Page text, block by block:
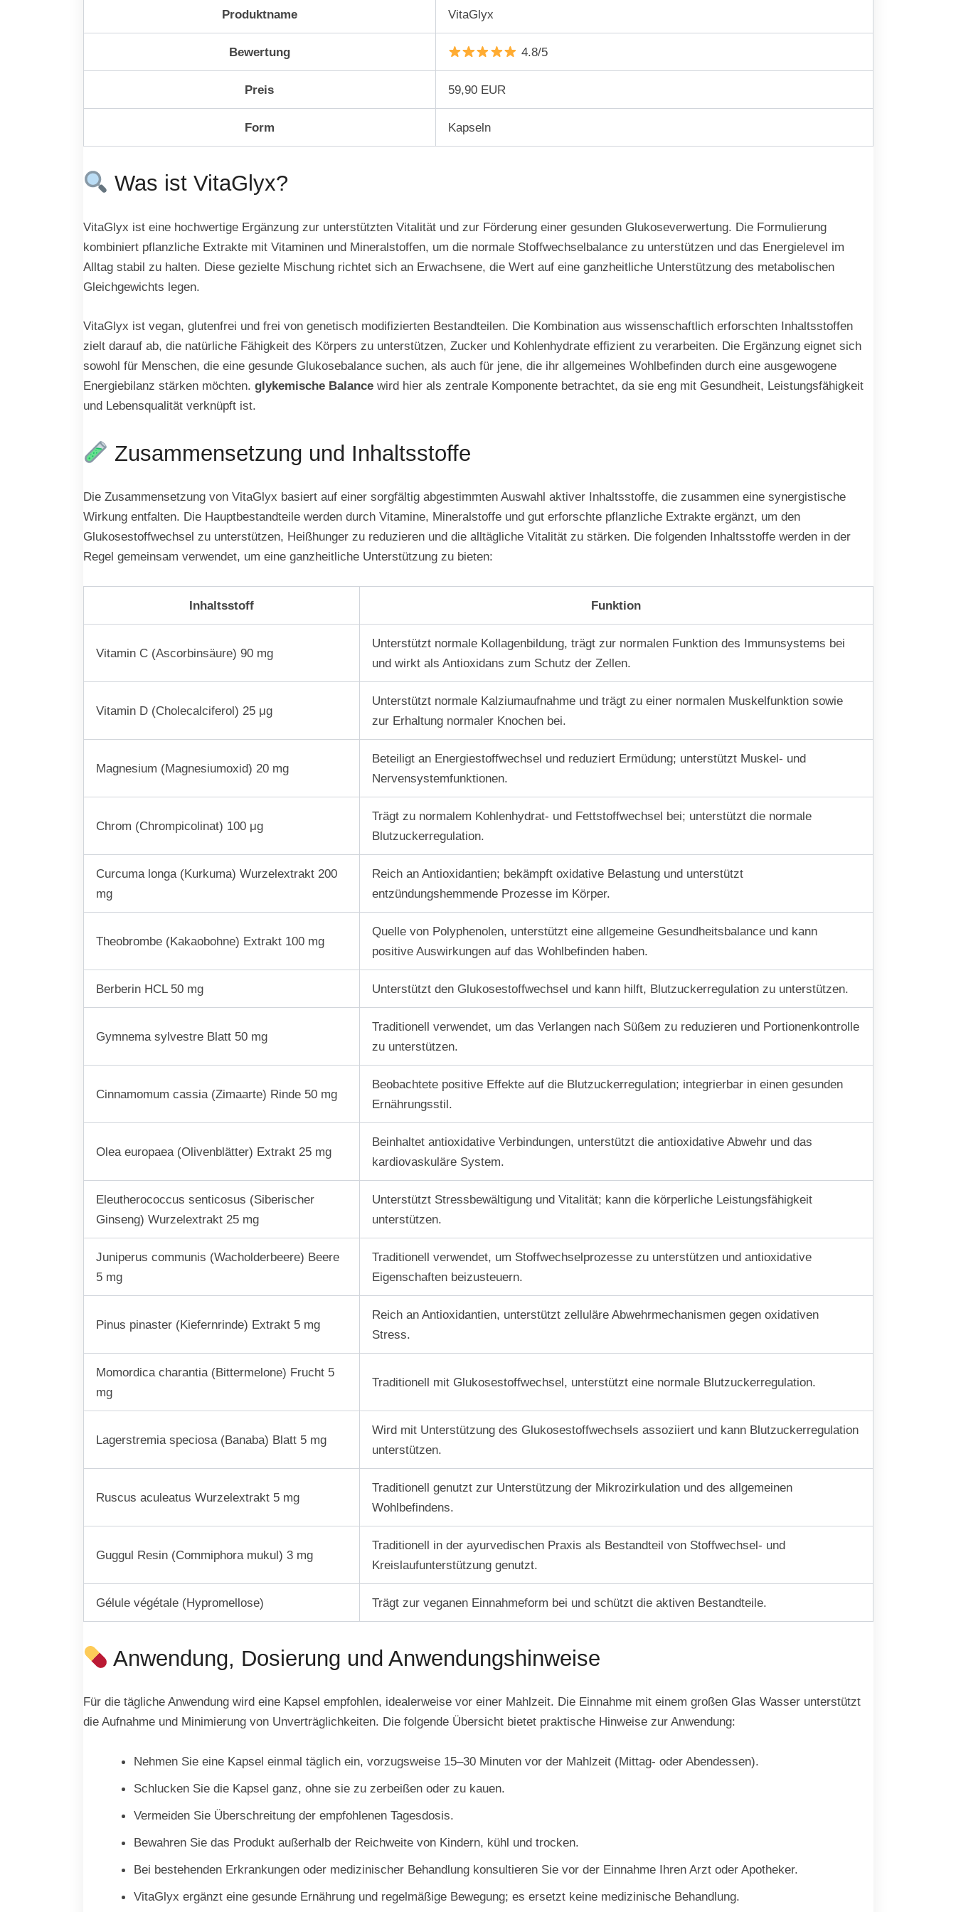
Produktname VitaGlyx
Bewertung 4.8/5
Preis 59,90 EUR
Form Kapseln
Was ist VitaGlyx?
VitaGlyx ist eine hochwertige Ergänzung zur unterstützten Vitalität und zur Förderung einer gesunden Glukoseverwertung. Die Formulierung
kombiniert pflanzliche Extrakte mit Vitaminen und Mineralstoffen, um die normale Stoffwechselbalance zu unterstützen und das Energielevel im
Alltag stabil zu halten. Diese gezielte Mischung richtet sich an Erwachsene, die Wert auf eine ganzheitliche Unterstützung des metabolischen
Gleichgewichts legen.
VitaGlyx ist vegan, glutenfrei und frei von genetisch modifizierten Bestandteilen. Die Kombination aus wissenschaftlich erforschten Inhaltsstoffen
zielt darauf ab, die natürliche Fähigkeit des Körpers zu unterstützen, Zucker und Kohlenhydrate effizient zu verarbeiten. Die Ergänzung eignet sich
sowohl für Menschen, die eine gesunde Glukosebalance suchen, als auch für jene, die ihr allgemeines Wohlbefinden durch eine ausgewogene
Energiebilanz stärken möchten. glykemische Balancewird hier als zentrale Komponente betrachtet, da sie eng mit Gesundheit, Leistungsfähigkeit
und Lebensqualität verknüpft ist.
Zusammensetzung und Inhaltsstoffe
Die Zusammensetzung von VitaGlyx basiert auf einer sorgfältig abgestimmten Auswahl aktiver Inhaltsstoffe, die zusammen eine synergistische
Wirkung entfalten. Die Hauptbestandteile werden durch Vitamine, Mineralstoffe und gut erforschte pflanzliche Extrakte ergänzt, um den
Glukosestoffwechsel zu unterstützen, Heißhunger zu reduzieren und die alltägliche Vitalität zu stärken. Die folgenden Inhaltsstoffe werden in der
Regel gemeinsam verwendet, um eine ganzheitliche Unterstützung zu bieten:
Inhaltsstoff Funktion
Vitamin C (Ascorbinsäure) 90 mg
Unterstützt normale Kollagenbildung, trägt zur normalen Funktion des Immunsystems bei
und wirkt als Antioxidans zum Schutz der Zellen.
Vitamin D (Cholecalciferol) 25 μg
Unterstützt normale Kalziumaufnahme und trägt zu einer normalen Muskelfunktion sowie
zur Erhaltung normaler Knochen bei.
Magnesium (Magnesiumoxid) 20 mg
Beteiligt an Energiestoffwechsel und reduziert Ermüdung; unterstützt Muskel- und
Nervensystemfunktionen.
Chrom (Chrompicolinat) 100 μg
Trägt zu normalem Kohlenhydrat- und Fettstoffwechsel bei; unterstützt die normale
Blutzuckerregulation.
Curcuma longa (Kurkuma) Wurzelextrakt 200
mg
Reich an Antioxidantien; bekämpft oxidative Belastung und unterstützt
entzündungshemmende Prozesse im Körper.
Theobrombe (Kakaobohne) Extrakt 100 mg
Quelle von Polyphenolen, unterstützt eine allgemeine Gesundheitsbalance und kann
positive Auswirkungen auf das Wohlbefinden haben.
Berberin HCL 50 mg Unterstützt den Glukosestoffwechsel und kann hilft, Blutzuckerregulation zu unterstützen.
Gymnema sylvestre Blatt 50 mg
Traditionell verwendet, um das Verlangen nach Süßem zu reduzieren und Portionenkontrolle
zu unterstützen.
Cinnamomum cassia (Zimaarte) Rinde 50 mg
Beobachtete positive Effekte auf die Blutzuckerregulation; integrierbar in einen gesunden
Ernährungsstil.
Olea europaea (Olivenblätter) Extrakt 25 mg
Beinhaltet antioxidative Verbindungen, unterstützt die antioxidative Abwehr und das
kardiovaskuläre System.
Eleutherococcus senticosus (Siberischer
Ginseng) Wurzelextrakt 25 mg
Unterstützt Stressbewältigung und Vitalität; kann die körperliche Leistungsfähigkeit
unterstützen.
Juniperus communis (Wacholderbeere) Beere
5 mg
Traditionell verwendet, um Stoffwechselprozesse zu unterstützen und antioxidative
Eigenschaften beizusteuern.
Pinus pinaster (Kiefernrinde) Extrakt 5 mg
Reich an Antioxidantien, unterstützt zelluläre Abwehrmechanismen gegen oxidativen
Stress.
Momordica charantia (Bittermelone) Frucht 5
mg
Traditionell mit Glukosestoffwechsel, unterstützt eine normale Blutzuckerregulation.
Lagerstremia speciosa (Banaba) Blatt 5 mg
Wird mit Unterstützung des Glukosestoffwechsels assoziiert und kann Blutzuckerregulation
unterstützen.
Ruscus aculeatus Wurzelextrakt 5 mg
Traditionell genutzt zur Unterstützung der Mikrozirkulation und des allgemeinen
Wohlbefindens.
Guggul Resin (Commiphora mukul) 3 mg
Traditionell in der ayurvedischen Praxis als Bestandteil von Stoffwechsel- und
Kreislaufunterstützung genutzt.
Gélule végétale (Hypromellose) Trägt zur veganen Einnahmeform bei und schützt die aktiven Bestandteile.
Anwendung, Dosierung und Anwendungshinweise
Für die tägliche Anwendung wird eine Kapsel empfohlen, idealerweise vor einer Mahlzeit. Die Einnahme mit einem großen Glas Wasser unterstützt
die Aufnahme und Minimierung von Unverträglichkeiten. Die folgende Übersicht bietet praktische Hinweise zur Anwendung:
Nehmen Sie eine Kapsel einmal täglich ein, vorzugsweise 15–30 Minuten vor der Mahlzeit (Mittag- oder Abendessen).
Schlucken Sie die Kapsel ganz, ohne sie zu zerbeißen oder zu kauen.
Vermeiden Sie Überschreitung der empfohlenen Tagesdosis.
Bewahren Sie das Produkt außerhalb der Reichweite von Kindern, kühl und trocken.
Bei bestehenden Erkrankungen oder medizinischer Behandlung konsultieren Sie vor der Einnahme Ihren Arzt oder Apotheker.
VitaGlyx ergänzt eine gesunde Ernährung und regelmäßige Bewegung; es ersetzt keine medizinische Behandlung.